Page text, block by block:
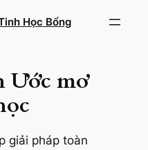
Học Bổng
Ước mơ
giải pháp toàn